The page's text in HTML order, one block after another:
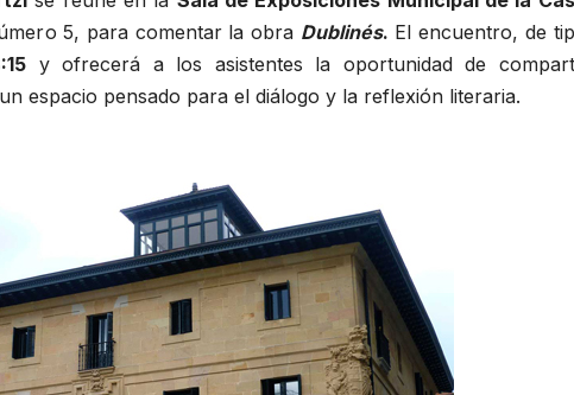
5, para comentar la obra Dublinés. El encuentro, de
y ofrecerá a los asistentes la oportunidad de
espacio pensado para el diálogo y la reflexión literaria.